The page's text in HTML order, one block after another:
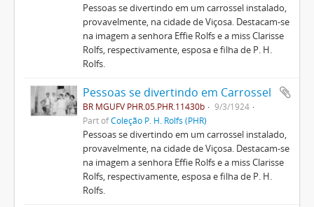
Pessoas se divertindo em um carrossel instalado,
provavelmente, na cidade de Viçosa. Destacam-se
na imagem a senhora Effie Rolfs e a miss Clarisse
Rolfs, respectivamente, esposa e filha de P. H.
Rolfs.
Pessoas se divertindo em Carrossel
BR MGUFV PHR.05.PHR.11430b
9/3/1924
Part ofColeção P. H. Rolfs (PHR)
Pessoas se divertindo em um carrossel instalado,
provavelmente, na cidade de Viçosa. Destacam-se
na imagem a senhora Effie Rolfs e a miss Clarisse
Rolfs, respectivamente, esposa e filha de P. H.
Rolfs.